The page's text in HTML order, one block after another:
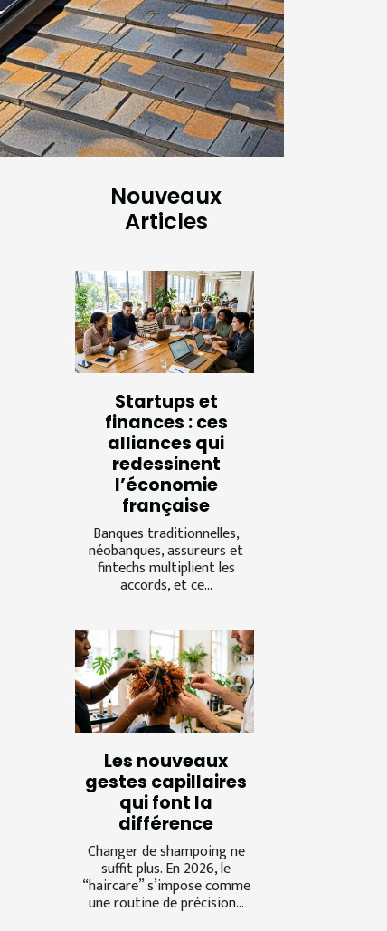
Nouveaux
Articles
Startups et
finances : ces
alliances qui
redessinent
l’économie
française
Banques traditionnelles,
néobanques, assureurs et
fintechs multiplient les
accords, et ce...
Les nouveaux
gestes capillaires
qui font la
différence
Changer de shampoing ne
suffit plus. En 2026, le
“haircare” s’impose comme
une routine de précision...